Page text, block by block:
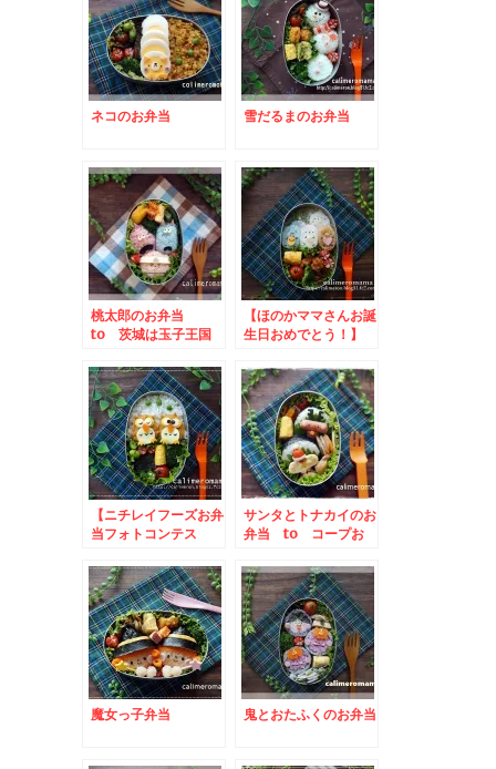
ネコのお弁当 雪だるまのお弁当
桃太郎のお弁当
to 茨城は玉子王国
ペーン
【ほのかママさんお誕
生日おめでとう！】
当
【ニチレイフーズお弁
当フォトコンテス
当とこいのぼりのお弁
当
サンタとトナカイのお
弁当 to コープお
ジ
魔女っ子弁当 鬼とおたふくのお弁当